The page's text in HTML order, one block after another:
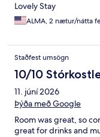
Lovely Stay
ALMA, 2 nætur/nátta
Staðfest umsögn
10/10
11. júní 2026
Þýða með Google
Room was great, so
great for drinks and